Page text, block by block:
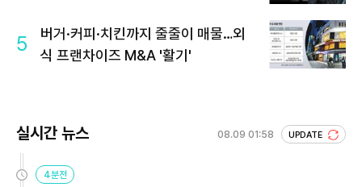
5
버거·커피·치킨까지 줄줄이 매물…외
식 프랜차이즈 M&A '활기'
실시간 뉴스 08.09 01:58 UPDATE
4분전